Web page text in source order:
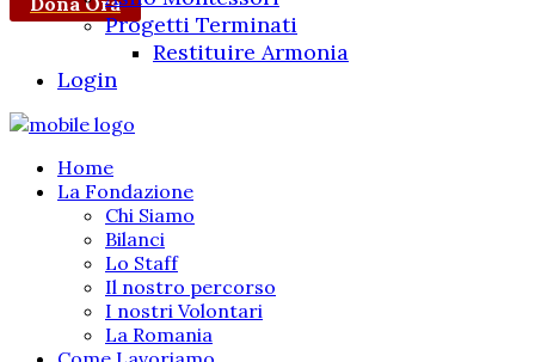
Progetti Terminati
Restituire Armonia
Login
Home
La Fondazione
Chi Siamo
Bilanci
Lo Staff
Il nostro percorso
I nostri Volontari
La Romania